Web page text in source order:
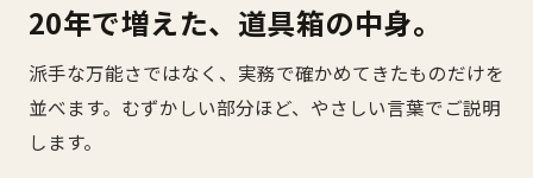
20年で増えた、道具箱の中身。
派手な万能さではなく、実務で確かめてきたものだけを
並べます。むずかしい部分ほど、やさしい言葉でご説明
します。